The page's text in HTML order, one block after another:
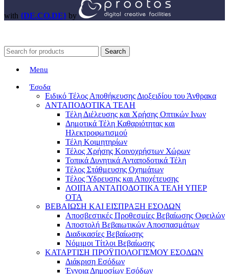
with {DE.CO.DE} by
Search
Menu
Έσοδα
Ειδικό Τέλος Αποθήκευσης Διοξειδίου του Άνθρακα
ΑΝΤΑΠΟΔΟΤΙΚΑ ΤΕΛΗ
Τέλη Διέλευσης και Χρήσης Οπτικών Ινων
Δημοτικά Τέλη Καθαριότητας και
Ηλεκτροφωτισμού
Τέλη Κοιμητηρίων
Τέλος Χρήσης Κοινοχρήστων Χώρων
Τοπικά Δυνητικά Ανταποδοτικά Τέλη
Τέλος Στάθμευσης Οχημάτων
Τέλος Ύδρευσης και Αποχέτευσης
ΛΟΙΠΑ ΑΝΤΑΠΟΔΟΤΙΚΑ ΤΕΛΗ ΥΠΕΡ
ΟΤΑ
ΒΕΒΑΙΩΣΗ ΚΑΙ ΕΙΣΠΡΑΞΗ ΕΣΟΔΩΝ
Αποσβεστικές Προθεσμίες Βεβαίωσης Οφειλών
Αποστολή Βεβαιωτικών Αποσπασμάτων
Διαδικασίες Βεβαίωσης
Νόμιμοι Τίτλοι Βεβαίωσης
ΚΑΤΑΡΤΙΣΗ ΠΡΟΫΠΟΛΟΓΙΣΜΟΥ ΕΣΟΔΩΝ
Διάκριση Εσόδων
Έννοια Δημοσίων Εσόδων